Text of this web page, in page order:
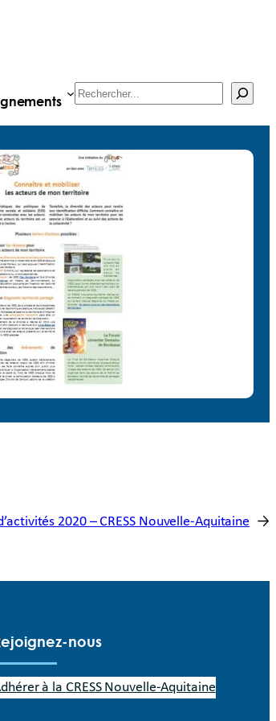
Rechercher
2020 – CRESS Nouvelle-Aquitaine →
nous
à la CRESS Nouvelle-Aquitaine